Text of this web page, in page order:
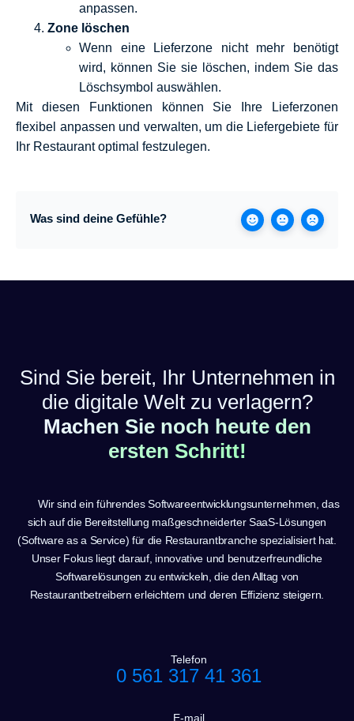
anpassen.
Zone löschen
Wenn eine Lieferzone nicht mehr benötigt
wird, können Sie sie löschen, indem Sie das
Löschsymbol auswählen.
Mit diesen Funktionen können Sie Ihre Lieferzonen
flexibel anpassen und verwalten, um die Liefergebiete für
Ihr Restaurant optimal festzulegen.
Was sind deine Gefühle?
Sind Sie bereit, Ihr Unternehmen in
die digitale Welt zu verlagern?
Machen Sie noch heute den
ersten Schritt!
Wir sind ein führendes Softwareentwicklungsunternehmen, das
sich auf die Bereitstellung maßgeschneiderter SaaS-Lösungen
(Software as a Service) für die Restaurantbranche spezialisiert hat.
Unser Fokus liegt darauf, innovative und benutzerfreundliche
Softwarelösungen zu entwickeln, die den Alltag von
Restaurantbetreibern erleichtern und deren Effizienz steigern.
Telefon
0 561 317 41 361
E-mail